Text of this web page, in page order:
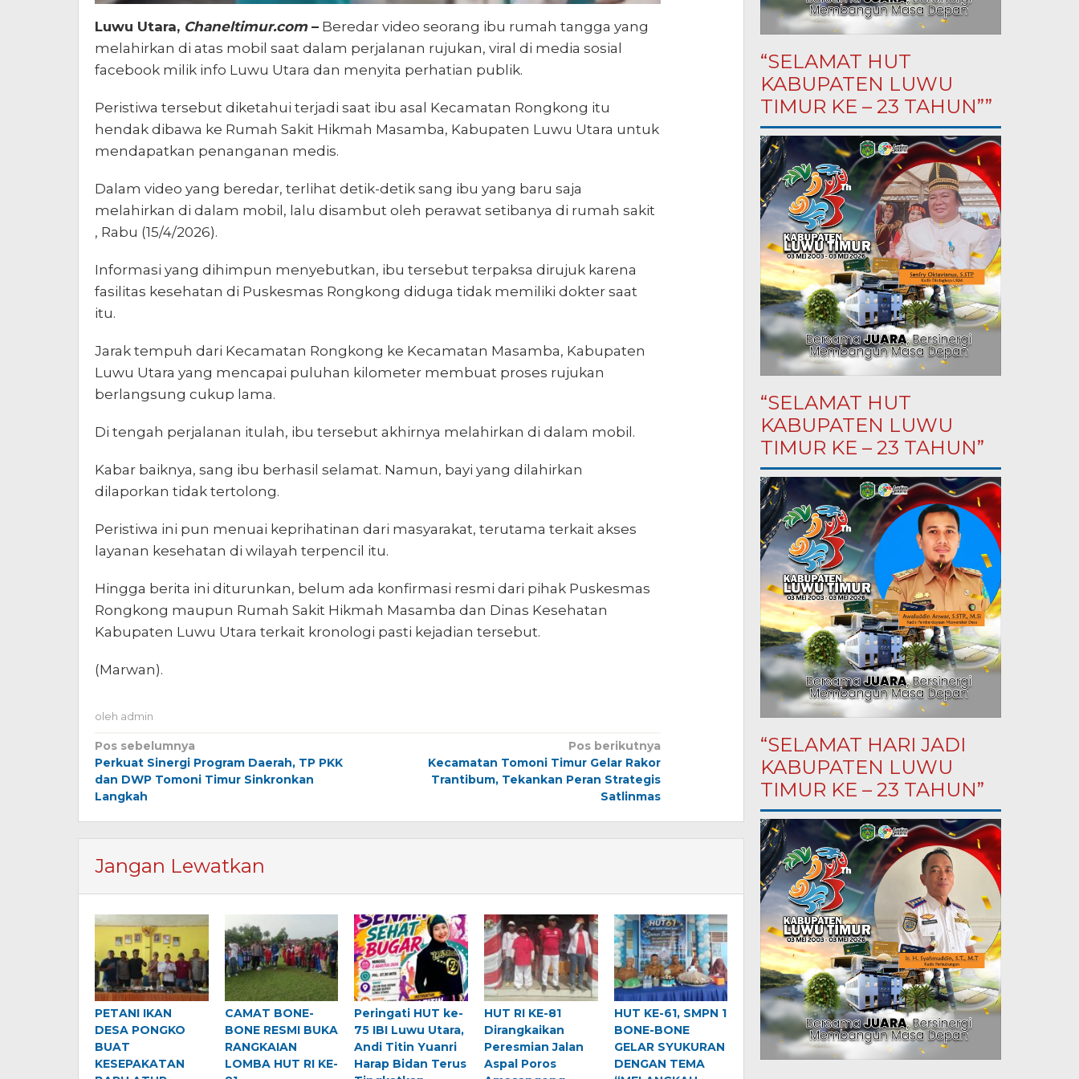
Luwu Utara, Chaneltimur.com– Beredar video seorang ibu rumah tangga yang
melahirkan di atas mobil saat dalam perjalanan rujukan, viral di media sosial
facebook milik info Luwu Utara dan menyita perhatian publik.
Peristiwa tersebut diketahui terjadi saat ibu asal Kecamatan Rongkong itu
hendak dibawa ke Rumah Sakit Hikmah Masamba, Kabupaten Luwu Utara untuk
mendapatkan penanganan medis.
Dalam video yang beredar, terlihat detik-detik sang ibu yang baru saja
melahirkan di dalam mobil, lalu disambut oleh perawat setibanya di rumah sakit
, Rabu (15/4/2026).
Informasi yang dihimpun menyebutkan, ibu tersebut terpaksa dirujuk karena
fasilitas kesehatan di Puskesmas Rongkong diduga tidak memiliki dokter saat
itu.
Jarak tempuh dari Kecamatan Rongkong ke Kecamatan Masamba, Kabupaten
Luwu Utara yang mencapai puluhan kilometer membuat proses rujukan
berlangsung cukup lama.
Di tengah perjalanan itulah, ibu tersebut akhirnya melahirkan di dalam mobil.
Kabar baiknya, sang ibu berhasil selamat. Namun, bayi yang dilahirkan
dilaporkan tidak tertolong.
Peristiwa ini pun menuai keprihatinan dari masyarakat, terutama terkait akses
layanan kesehatan di wilayah terpencil itu.
Hingga berita ini diturunkan, belum ada konfirmasi resmi dari pihak Puskesmas
Rongkong maupun Rumah Sakit Hikmah Masamba dan Dinas Kesehatan
Kabupaten Luwu Utara terkait kronologi pasti kejadian tersebut.
(Marwan).
oleh admin
Navigasi
pos
Pos sebelumnya
Perkuat Sinergi Program Daerah, TP PKK
dan DWP Tomoni Timur Sinkronkan
Langkah
Pos berikutnya
Kecamatan Tomoni Timur Gelar Rakor
Trantibum, Tekankan Peran Strategis
Satlinmas
Jangan Lewatkan
PETANI IKAN
DESA PONGKO
BUAT
KESEPAKATAN
CAMAT BONE-
BONE RESMI BUKA
RANGKAIAN
LOMBA HUT RI KE-
Peringati HUT ke-
75 IBI Luwu Utara,
Andi Titin Yuanri
Harap Bidan Terus
HUT RI KE-81
Dirangkaikan
Peresmian Jalan
Aspal Poros
HUT KE-61, SMPN 1
BONE-BONE
GELAR SYUKURAN
DENGAN TEMA
“SELAMAT HUT
KABUPATEN LUWU
TIMUR KE – 23 TAHUN””
“SELAMAT HUT
KABUPATEN LUWU
TIMUR KE – 23 TAHUN”
“SELAMAT HARI JADI
KABUPATEN LUWU
TIMUR KE – 23 TAHUN”